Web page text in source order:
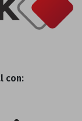
con: